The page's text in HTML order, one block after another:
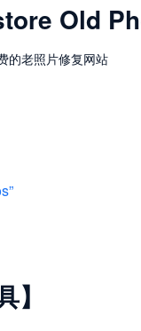
Old
的老照片修复网站